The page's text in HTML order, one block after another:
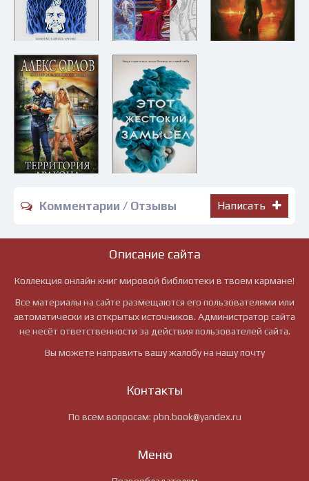
Комментарии / Отзывы Написать
Описание сайта
Коллекция онлайн книг мировой библиотеки в твоем кармане!
Все материалы на сайте размещаются его пользователями или
автоматически из открытых источников. Администратор сайта
не несёт ответственности за действия пользователей сайта.
Вы можете направить вашу жалобу на нашу почту
Контакты
По всем вопросам: pbn.book@yandex.ru
Меню